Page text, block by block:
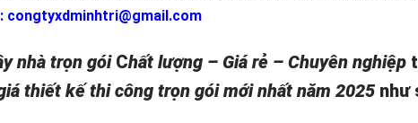
congtyxdminhtri@gmail.com
nhà trọn gói Chất lượng – Giá rẻ – Chuyên nghiệp
thiết kế thi công trọn góimới nhất năm 2025 như